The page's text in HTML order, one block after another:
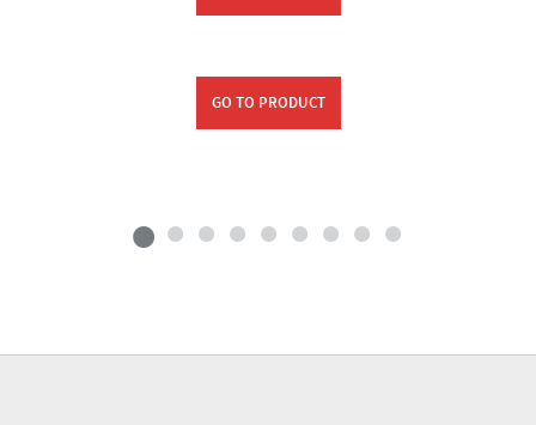
GO TO PRODUCT